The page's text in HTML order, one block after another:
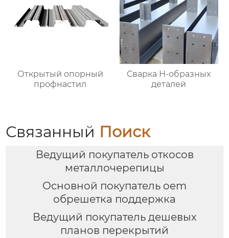
Открытый опорный
профнастил
Сварка Н-образных
деталей
Связанный Поиск
Ведущий покупатель откосов
металлочерепицы
Основной покупатель oem
обрешетка поддержка
Ведущий покупатель дешевых
планов перекрытий